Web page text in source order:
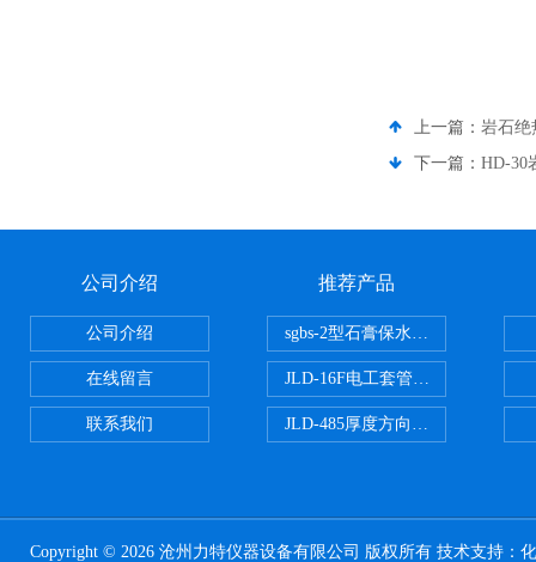
上一篇： 岩石绝
下一篇： HD-30
公司介绍
公司介绍
在线留言
联系我们
推荐产品
sgbs-2型石膏保水率测定仪粉刷
JLD-16F电工套管恒温水浴管材
JLD-485厚度方向性钢板拉伸试验
Copyright © 2026 沧州力特仪器设备有限公司 版权所有 技术支持：